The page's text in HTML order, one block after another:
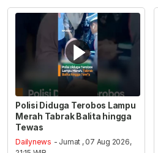
Polisi Diduga Terobos Lampu
Merah Tabrak Balita hingga
Tewas
Dailynews - Jumat , 07 Aug 2026,